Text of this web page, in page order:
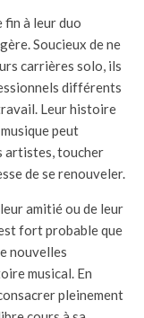
fin à leur duo
Soucieux de ne
carrières solo, ils
différents
Leur histoire
peut
artistes, toucher
de se renouveler.
amitié ou de leur
fort probable que
nouvelles
musical. En
pleinement